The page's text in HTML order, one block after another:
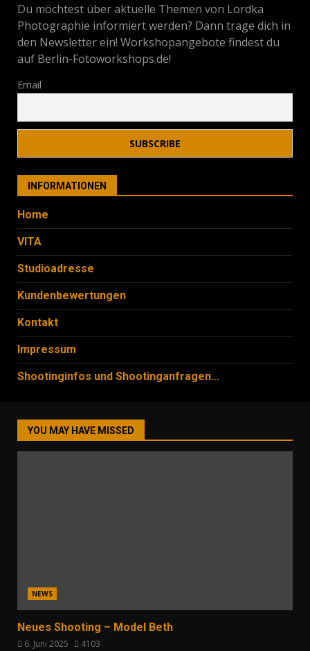
Du möchtest über aktuelle Themen von Lordka
Photographie informiert werden? Dann trage dich in
den Newsletter ein! Workshopangebote findest du
auf Berlin-Fotoworkshops.de!
Email
INFORMATIONEN
Home
VITA
Studioadresse
Kundenbewertungen
Kontakt
Impressum
Shootinginfos und Shootinganfragen…
YOU MAY HAVE MISSED
NEWS
Neues Shooting – Model Beth
6. Juni 2025 4103